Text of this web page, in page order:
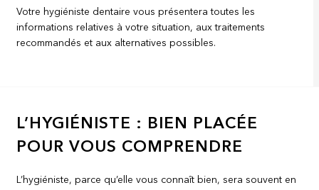
Votre hygiéniste dentaire vous présentera toutes les
informations relatives à votre situation, aux traitements
recommandés et aux alternatives possibles.
L’HYGIÉNISTE : BIEN PLACÉE
POUR VOUS COMPRENDRE
L’hygiéniste, parce qu’elle vous connaît bien, sera souvent en